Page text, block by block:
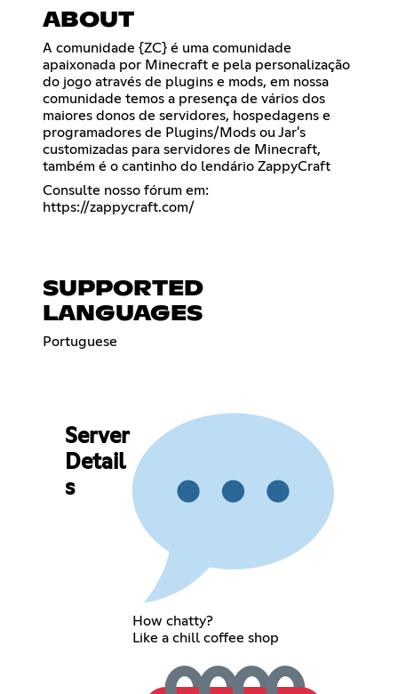
ABOUT
A comunidade {ZC} é uma comunidade
apaixonada por Minecraft e pela personalização
do jogo através de plugins e mods, em nossa
comunidade temos a presença de vários dos
maiores donos de servidores, hospedagens e
programadores de Plugins/Mods ou Jar's
customizadas para servidores de Minecraft,
também é o cantinho do lendário ZappyCraft
Consulte nosso fórum em:
https://zappycraft.com/
SUPPORTED
LANGUAGES
Portuguese
Server
Detail
s
How chatty?
Like a chill coffee shop